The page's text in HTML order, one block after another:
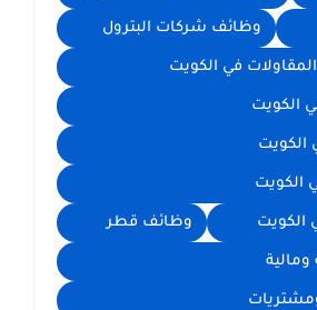
وظائف شركات البترول
في الكويت
الكويت
الكويت
الكويت
الكويت وظائف قطر